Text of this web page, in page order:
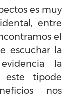
es muy
entre
el
escuchar la
la
este tipode
nos